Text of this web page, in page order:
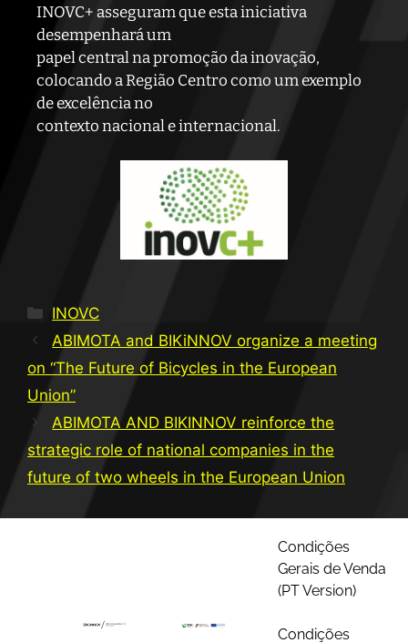
INOVC+ asseguram que esta iniciativa
desempenhará um
papel central na promoção da inovação,
colocando a Região Centro como um exemplo
de excelência no
contexto nacional e internacional.
INOVC
ABIMOTA and BIKiNNOV organize a meeting
on “The Future of Bicycles in the European
Union”
ABIMOTA AND BIKINNOV reinforce the
strategic role of national companies in the
future of two wheels in the European Union
Condições
Gerais de Venda
(PT Version)
Condições